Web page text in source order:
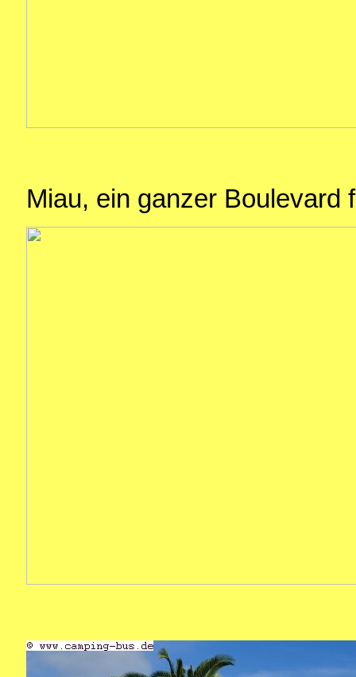
Miau, ein ganzer Boulevard